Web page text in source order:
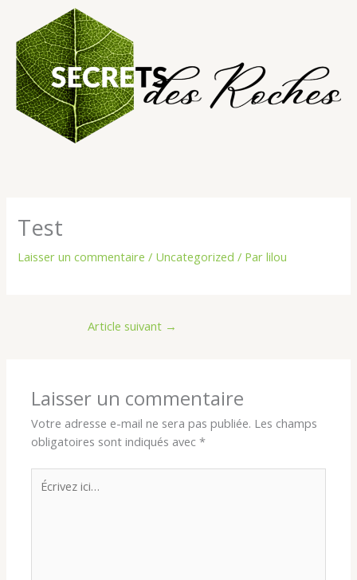
contenu
Test
Laisser un commentaire / Uncategorized / Parlilou
Article suivant →
Laisser un commentaire
Votre adresse e-mail ne sera pas publiée. Les champs
obligatoires sont indiqués avec*
Écrivez
ici…